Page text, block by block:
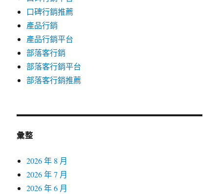
口碑行銷推薦
產品行銷
產品行銷平台
部落客行銷
部落客行銷平台
部落客行銷推薦
彙整
2026 年 8 月
2026 年 7 月
2026 年 6 月